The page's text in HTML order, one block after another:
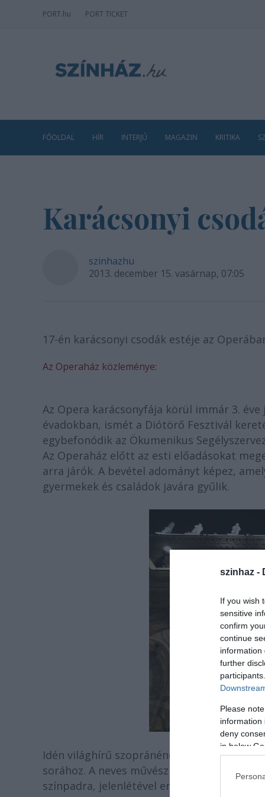
szinhaz -
If you wish
sensitive
confirm
continue
information
further
Please
information
deny
in below
PORT.hu PORT TICKET
FŐOLDAL HÍR INTERJÚ MAGAZIN KRITIKA
Karácsonyi
szinhazhu
2013. december 15. vasárnap, 07:05
17-én karácsonyi csodák estéje az
Az Operaház közleménye:
Az Opera karácsonyfája körül immár 3.
évadokban, ismét a Diótörő Fesztivál
egybefonódik az Ökumenikus
Az Operaház előtt az esti előadásokat
arra járók. A bevétel adományt képez,
gyermekek és családok javára gyűlik.
Idén világhírű szopránénekesnőnk,Rost
sorához. A neves művésznő a karácsonyi
színpadra, jelenlétével emelve az ünnep